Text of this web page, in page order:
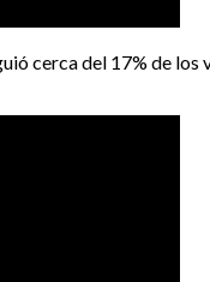
cerca del 17% de los